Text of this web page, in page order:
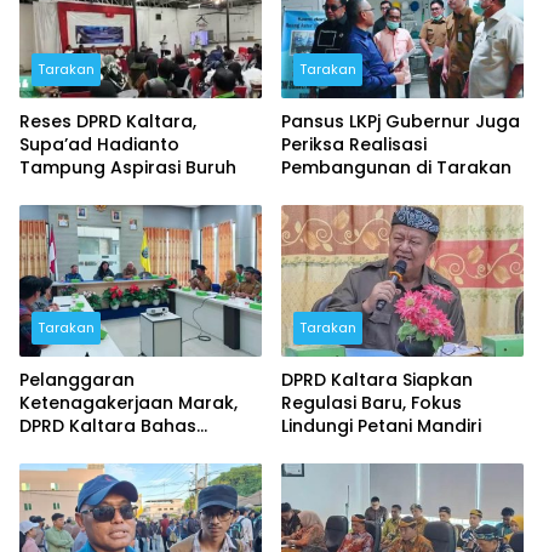
Tarakan
Reses DPRD Kaltara,
Supa’ad Hadianto
Tampung Aspirasi Buruh
Tarakan
Pansus LKPj Gubernur Juga
Periksa Realisasi
Pembangunan di Tarakan
Tarakan
Pelanggaran
Ketenagakerjaan Marak,
DPRD Kaltara Bahas
Khusus
Tarakan
DPRD Kaltara Siapkan
Regulasi Baru, Fokus
Lindungi Petani Mandiri